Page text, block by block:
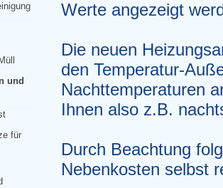
und
für
Werte angezeigt
Die neuen
den Temperatur-
Nachttemperaturen
Ihnen also z.B.
Durch Beachtung
Nebenkosten selbst